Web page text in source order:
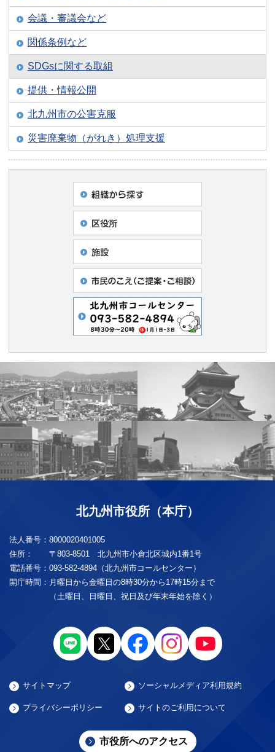
会議・審議会など
関係条例など
SDGsに関する取組
提供・情報公開
北九州市の公害克服
災害廃棄物（がれき）処理支援
北九州市役所（本庁）
法人番号： 8000020401005
住所：
〒803-8501 北九州市小倉北区城内1番1号
電話番号： 093-582-4894（北九州市コールセンター）
開庁時間： 月曜日から金曜日の8時30分から17時15分まで
（土曜日、日曜日、祝日及び年末年始を除く）
サイトマップ ソーシャルメディア利用規約
プライバシーポリシー サイトのご利用について
市役所へのアクセス